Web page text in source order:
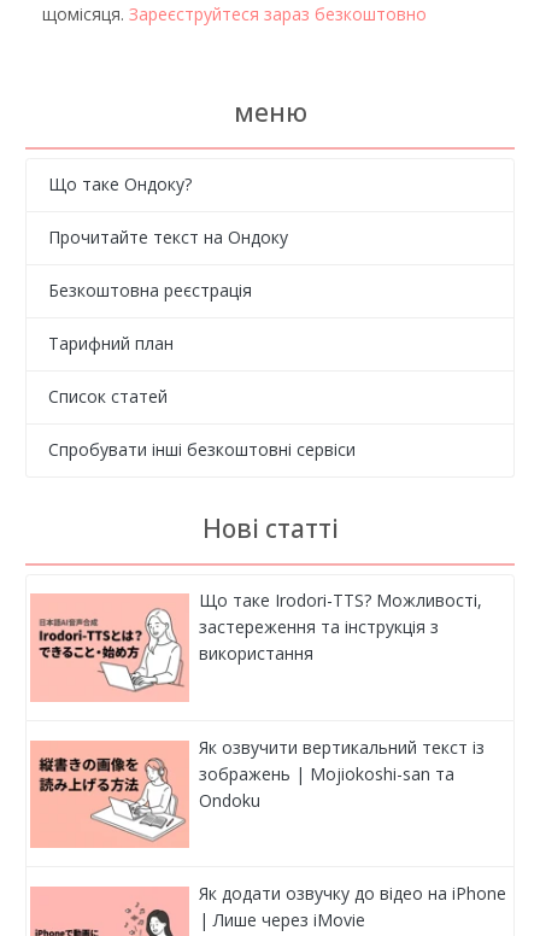
щомісяця. Зареєструйтеся зараз безкоштовно
меню
Що таке Ондоку?
Прочитайте текст на Ондоку
Безкоштовна реєстрація
Тарифний план
Список статей
Спробувати інші безкоштовні сервіси
Нові статті
Що таке Irodori-TTS? Можливості,
застереження та інструкція з
використання
Як озвучити вертикальний текст із
зображень | Mojiokoshi-san та
Ondoku
Як додати озвучку до відео на iPhone
| Лише через iMovie